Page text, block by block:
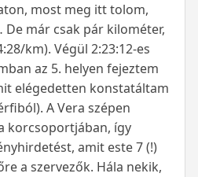
most meg itt tolom,
már csak pár kilométer,
km). Végül 2:23:12-es
az 5. helyen fejeztem
elégedetten konstatáltam
A Vera szépen
korcsoportjában, így
amit este 7 (!)
a szervezők. Hála nekik,